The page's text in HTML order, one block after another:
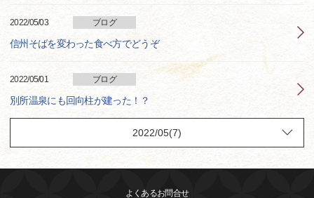
2022/05/03 ブログ
信州そばを変わった食べ方でどうぞ
2022/05/01 ブログ
別所温泉にも回向柱が建った！？
よくあるお問合せ